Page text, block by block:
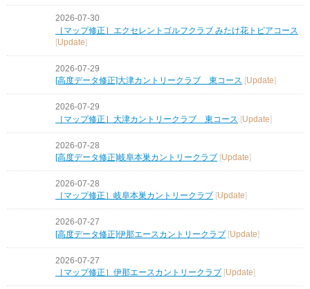
2026-07-30
［マップ修正］エクセレントゴルフクラブ みたけ花トピアコース
[Update]
2026-07-29
[高度データ修正]大津カントリークラブ 東コース [Update]
2026-07-29
［マップ修正］大津カントリークラブ 東コース [Update]
2026-07-28
[高度データ修正]岐阜本巣カントリークラブ [Update]
2026-07-28
［マップ修正］岐阜本巣カントリークラブ
Update
2026-07-27
[高度データ修正]伊那エースカントリークラブ [Update]
2026-07-27
［マップ修正］伊那エースカントリークラブ
Update